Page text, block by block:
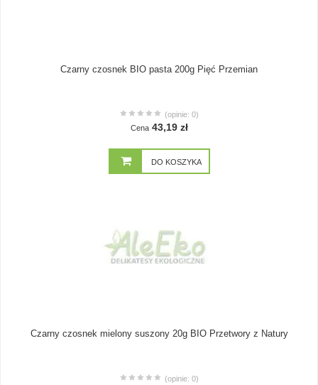
Czarny czosnek BIO pasta 200g Pięć Przemian
(opinie: 0)
Cena 43,19 zł
DO KOSZYKA
Czarny czosnek mielony suszony 20g BIO Przetwory z Natury
(opinie: 0)